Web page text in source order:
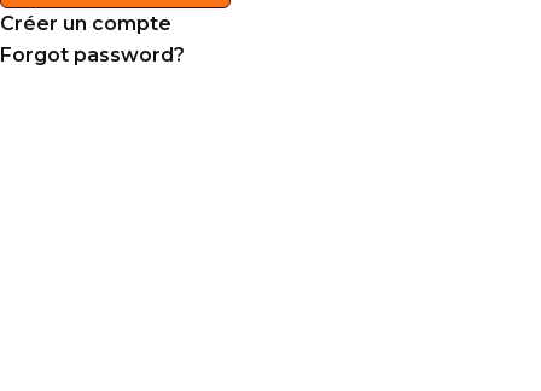
Créer un compte
Forgot password?